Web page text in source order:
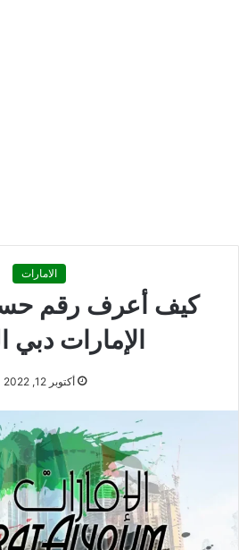
الامارات
كيف أعرف رقم
الإمارات دبي
أكتوبر 12, 2022